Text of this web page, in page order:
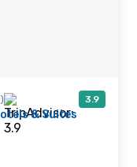
3.9
& Suites